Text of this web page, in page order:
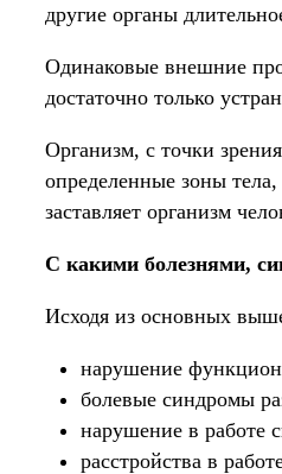
другие органы
Одинаковые внешние
достаточно только
Организм, с точки
определенные зоны
заставляет организм
С какими болезнями,
Исходя из основных
нарушение
болевые синдромы
нарушение в работе
расстройства в